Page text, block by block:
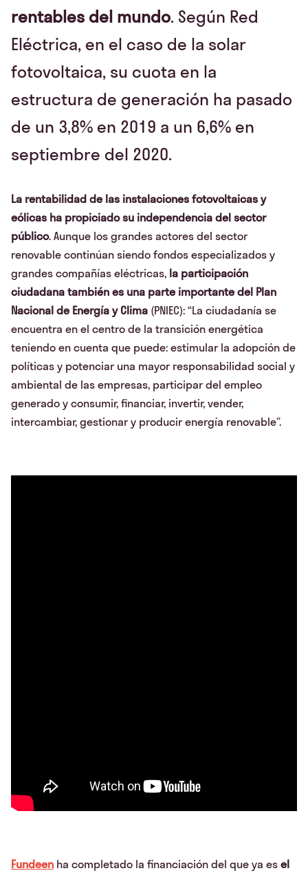
rentables del mundo. Según Red
Eléctrica, en el caso de la solar
fotovoltaica, su cuota en la
estructura de generación ha pasado
de un 3,8% en 2019 a un 6,6% en
septiembre del 2020.
La rentabilidad de las instalaciones fotovoltaicas y
eólicas ha propiciado su independencia del sector
público. Aunque los grandes actores del sector
renovable continúan siendo fondos especializados y
grandes compañías eléctricas, la participación
ciudadana también es una parte importante del Plan
Nacional de Energía y Clima (PNIEC): “La ciudadanía se
encuentra en el centro de la transición energética
teniendo en cuenta que puede: estimular la adopción de
políticas y potenciar una mayor responsabilidad social y
ambiental de las empresas, participar del empleo
generado y consumir, financiar, invertir, vender,
intercambiar, gestionar y producir energía renovable”.
Fundeen ha completado la financiación del que ya es el